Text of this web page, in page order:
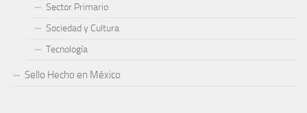
Sector Primario
Sociedad y Cultura
Tecnología
Sello Hecho en México